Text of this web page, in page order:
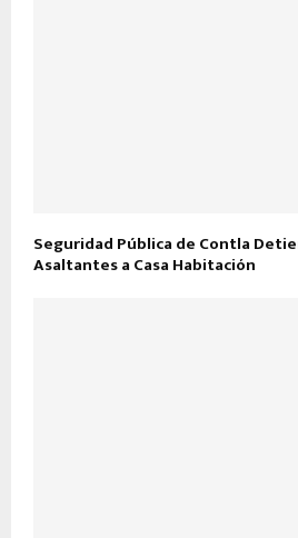
Seguridad Pública de Contla
Asaltantes a Casa Habitación